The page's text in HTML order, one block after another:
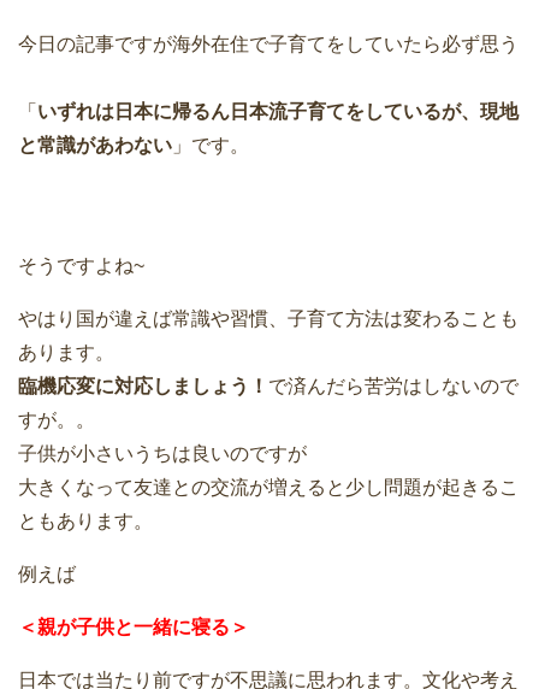
今日の記事ですが海外在住で子育てをしていたら必ず思う
「 いずれは日本に帰るん日本流子育てをしているが、現地
と常識があわない 」です。
そうですよね~
やはり国が違えば常識や習慣、子育て方法は変わることも
あります。
臨機応変に対応しましょう！ で済んだら苦労はしないので
すが。。
子供が小さいうちは良いのですが
大きくなって友達との交流が増えると少し問題が起きるこ
ともあります。
例えば
＜親が子供と一緒に寝る＞
日本では当たり前ですが不思議に思われます。文化や考え